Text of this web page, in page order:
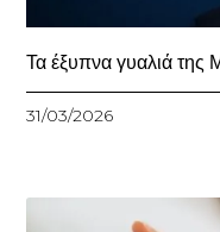
Τα έξυπνα γυαλιά της
31/03/2026